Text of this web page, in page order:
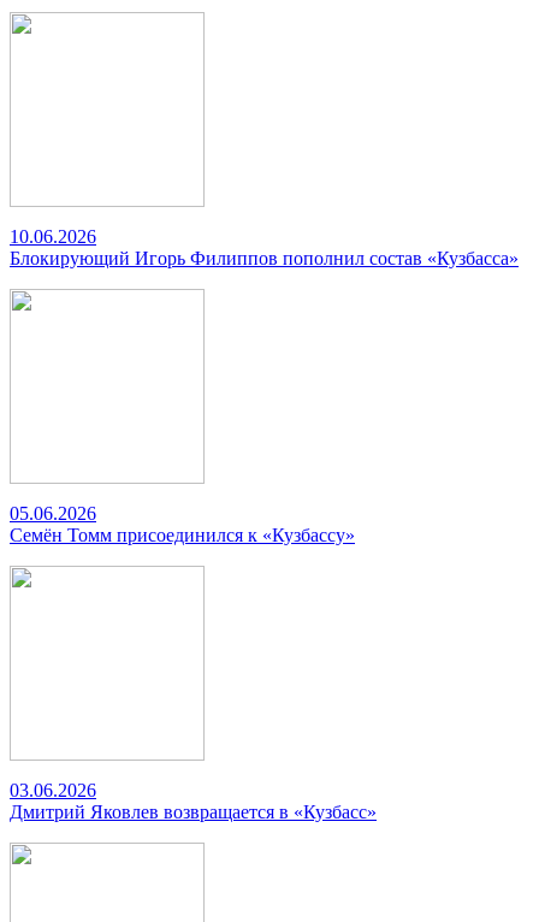
10.06.2026
Блокирующий Игорь Филиппов пополнил состав «Кузбасса»
05.06.2026
Семён Томм присоединился к «Кузбассу»
03.06.2026
Дмитрий Яковлев возвращается в «Кузбасс»